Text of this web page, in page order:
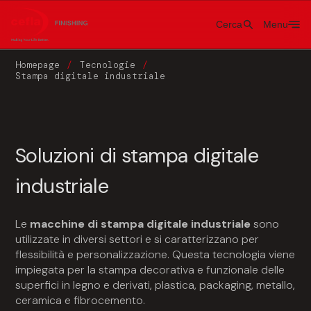
Cerca Menu
Homepage
Tecnologie
Stampa digitale industriale
Soluzioni di stampa digitale
industriale
Le macchine di stampa digitale industrialesono
utilizzate in diversi settori e si caratterizzano per
flessibilità e personalizzazione. Questa tecnologia viene
impiegata per la stampa decorativa e funzionale delle
superfici in legno e derivati, plastica, packaging, metallo,
ceramica e fibrocemento.